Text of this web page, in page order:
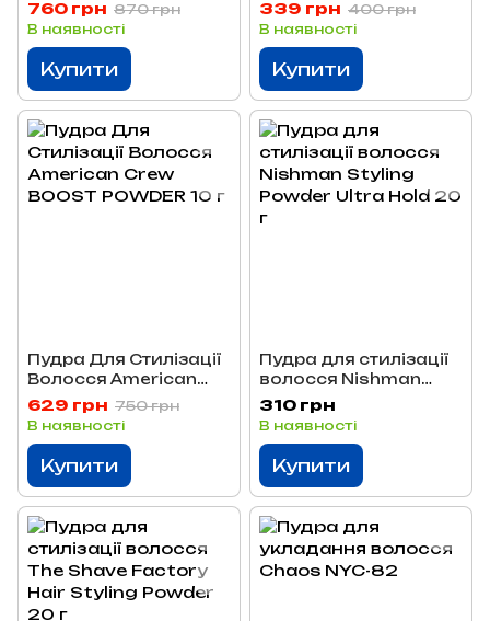
Powder 255 г
760 грн 870 грн
В наявності
Купити
Syling Powder 20 г
339 грн 400 грн
В наявності
Купити
Пудра Для Стилізації
Волосся American
Crew BOOST POWDER
10 г
629 грн 750 грн
В наявності
Купити
Пудра для стилізації
волосся Nishman
Styling Powder Ultra
Hold 20 г
310 грн
В наявності
Купити